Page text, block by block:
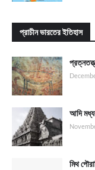
প্রাচীন ভারতের ইতিহাস
আদি
মিথ